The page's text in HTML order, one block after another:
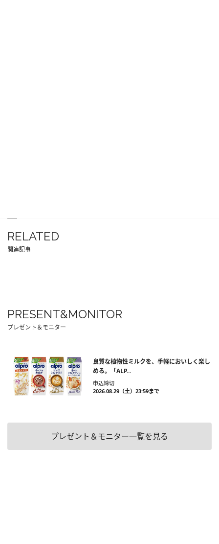
RELATED
関連記事
PRESENT&MONITOR
プレゼント＆モニター
良質な植物性ミルクを、手軽においしく楽し
める。「ALP...
申込締切
2026.08.29（土）23:59まで
プレゼント＆モニター一覧を見る